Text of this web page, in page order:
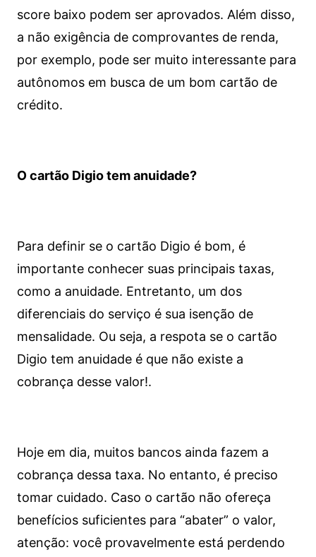
score baixo podem ser aprovados. Além disso,
a não exigência de comprovantes de renda,
por exemplo, pode ser muito interessante para
autônomos em busca de um bom cartão de
crédito.
O cartão Digio tem anuidade?
Para definir se o cartão Digio é bom, é
importante conhecer suas principais taxas,
como a anuidade. Entretanto, um dos
diferenciais do serviço é sua isenção de
mensalidade. Ou seja, a respota se o cartão
Digio tem anuidade é que não existe a
cobrança desse valor!.
Hoje em dia, muitos bancos ainda fazem a
cobrança dessa taxa. No entanto, é preciso
tomar cuidado. Caso o cartão não ofereça
benefícios suficientes para “abater” o valor,
atenção: você provavelmente está perdendo